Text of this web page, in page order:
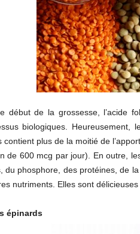
début de la grossesse, l’acide
biologiques.
contient plus de la moitié de
de 600 mcg par jour). En outre,
du phosphore, des protéines, de
nutriments. Elles sont
épinards